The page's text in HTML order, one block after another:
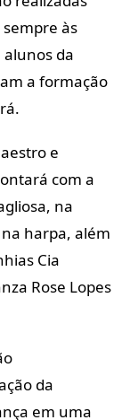
às
da
a formação
e
com a
na
harpa, além
Cia
Rose Lopes
da
em uma